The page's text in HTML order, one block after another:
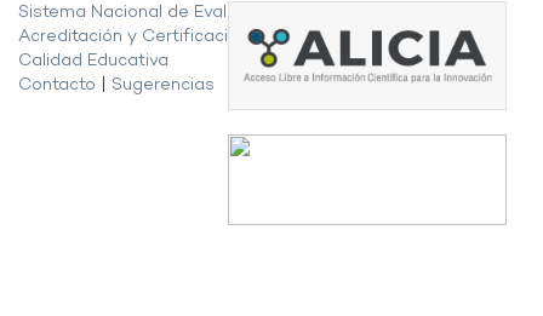
Sistema Nacional de Evaluación,
Acreditación y Certificación de la
Calidad Educativa
Contacto
Sugerencias